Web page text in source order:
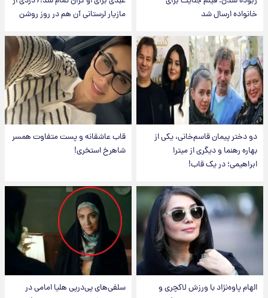
خانواده ارسال شد
مازیار لرستانی آن هم در روز روشن
دو دختر پیمان قاسم‌خانی، یکی از
بهاره رهنما و دیگری از میترا
ابراهیمی؛ در یک قاب!
قاب عاشقانه و پست متفاوت همسر
شاهرخ استخری!
الهام پاوه‌نژاد با ورزش لاکچری و
سلفی‌های پی‌درپی هلیا امامی در